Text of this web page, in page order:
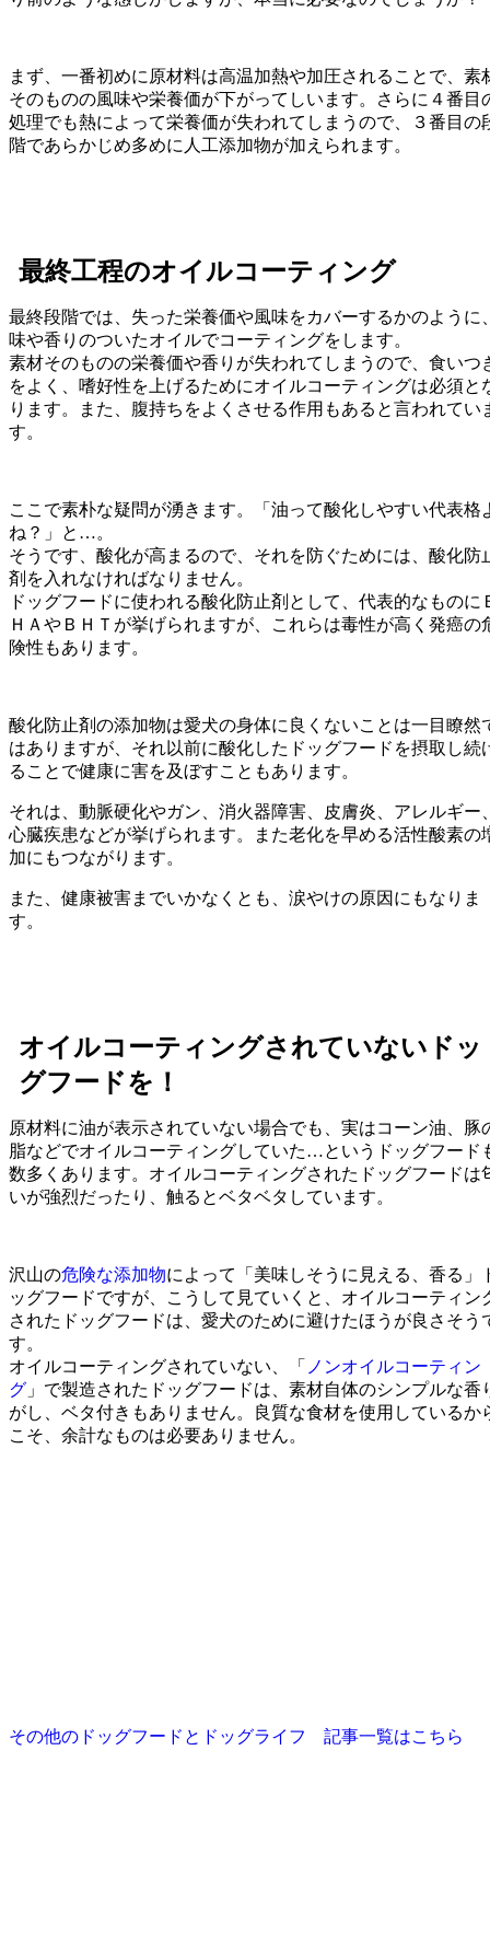
まず、一番初めに原材料は高温加熱や加圧されることで、素
そのものの風味や栄養価が下がってしいます。さらに４番目
処理でも熱によって栄養価が失われてしまうので、３番目の
階であらかじめ多めに人工添加物が加えられます。
最終工程のオイルコーティング
最終段階では、失った栄養価や風味をカバーするかのように
味や香りのついたオイルでコーティングをします。
素材そのものの栄養価や香りが失われてしまうので、食いつ
をよく、嗜好性を上げるためにオイルコーティングは必須と
ります。また、腹持ちをよくさせる作用もあると言われてい
す。
ここで素朴な疑問が湧きます。「油って酸化しやすい代表格
ね？」と…。
そうです、酸化が高まるので、それを防ぐためには、酸化防
剤を入れなければなりません。
ドッグフードに使われる酸化防止剤として、代表的なものに
ＨＡやＢＨＴが挙げられますが、これらは毒性が高く発癌の
険性もあります。
酸化防止剤の添加物は愛犬の身体に良くないことは一目瞭然
はありますが、それ以前に酸化したドッグフードを摂取し続
ることで健康に害を及ぼすこともあります。
それは、動脈硬化やガン、消火器障害、皮膚炎、アレルギー
心臓疾患などが挙げられます。また老化を早める活性酸素の
加にもつながります。
また、健康被害までいかなくとも、涙やけの原因にもなりま
す。
オイルコーティングされていないドッ
グフードを！
原材料に油が表示されていない場合でも、実はコーン油、豚
脂などでオイルコーティングしていた…というドッグフード
数多くあります。オイルコーティングされたドッグフードは
いが強烈だったり、触るとベタベタしています。
沢山の危険な添加物によって「美味しそうに見える、香る」
ッグフードですが、こうして見ていくと、オイルコーティン
されたドッグフードは、愛犬のために避けたほうが良さそう
す。
オイルコーティングされていない、「 ノンオイルコーティン
グ 」で製造されたドッグフードは、素材自体のシンプルな香
がし、ベタ付きもありません。良質な食材を使用しているか
こそ、余計なものは必要ありません。
その他のドッグフードとドッグライフ 記事一覧はこちら